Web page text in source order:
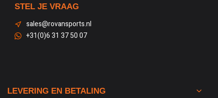
STEL JE VRAAG
sales@rovansports.nl
+31(0)6 31 37 50 07
LEVERING EN BETALING